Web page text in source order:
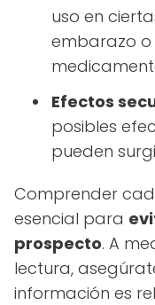
uso en
embarazo o
Efectos
posibles
pueden
Comprender
esencial para
prospecto. A
lectura,
información es